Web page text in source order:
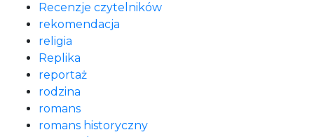
Recenzje czytelników
rekomendacja
religia
Replika
reportaż
rodzina
romans
romans historyczny